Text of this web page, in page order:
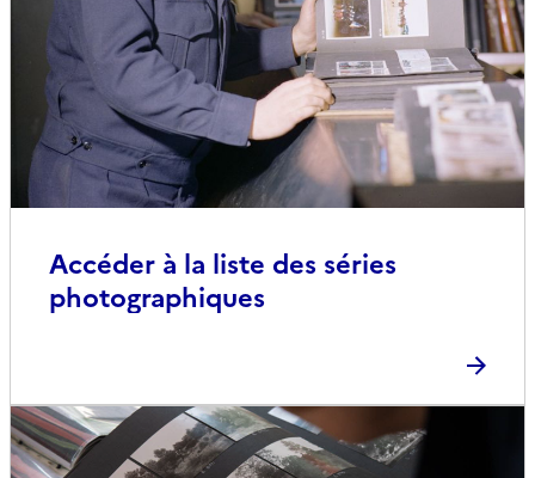
Accéder à la liste des séries
photographiques